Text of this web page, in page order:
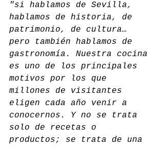
"si hablamos de Sevilla,
hablamos de historia, de
patrimonio, de cultura…
pero también hablamos de
gastronomía. Nuestra cocina
es uno de los principales
motivos por los que
millones de visitantes
eligen cada año venir a
conocernos. Y no se trata
solo de recetas o
productos; se trata de una